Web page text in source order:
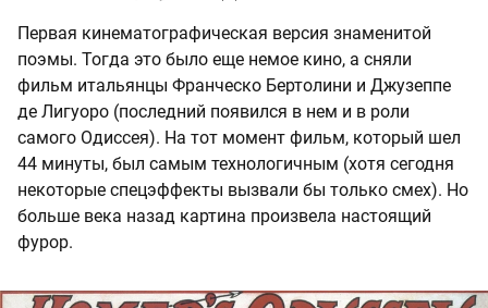
Первая кинематографическая версия знаменитой
поэмы. Тогда это было еще немое кино, а сняли
фильм итальянцы Франческо Бертолини и Джузеппе
де Лигуоро (последний появился в нем и в роли
самого Одиссея). На тот момент фильм, который шел
44 минуты, был самым технологичным (хотя сегодня
некоторые спецэффекты вызвали бы только смех). Но
больше века назад картина произвела настоящий
фурор.